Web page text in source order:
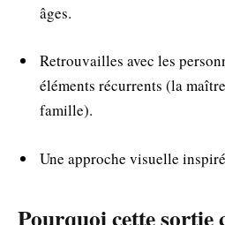
âges.
Retrouvailles avec les
éléments récurrents (la
famille).
Une approche visuelle
Pourquoi cette sortie